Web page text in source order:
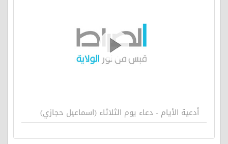
أدعية الأيام - دعاء يوم الثلاثاء (اسماعيل حجازي)